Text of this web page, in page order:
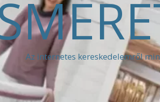
Az internetes kereskedelemről